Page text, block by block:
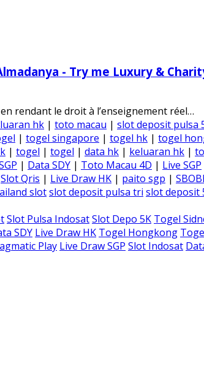
- Try me Luxury &
rendant le droit à l’enseignement réel…
hk | toto macau | slot deposit pulsa
| togel singapore | togel hk | togel
| togel | togel | data hk | keluaran hk |
| Data SDY | Toto Macau 4D | Live SGP
Slot Qris | Live Draw HK | paito sgp |
slotslot deposit pulsa tri slot deposit
Slot Pulsa IndosatSlot Depo 5K Togel
SDY Live Draw HK Togel Hongkong
Play Live Draw SGP Slot Indosat